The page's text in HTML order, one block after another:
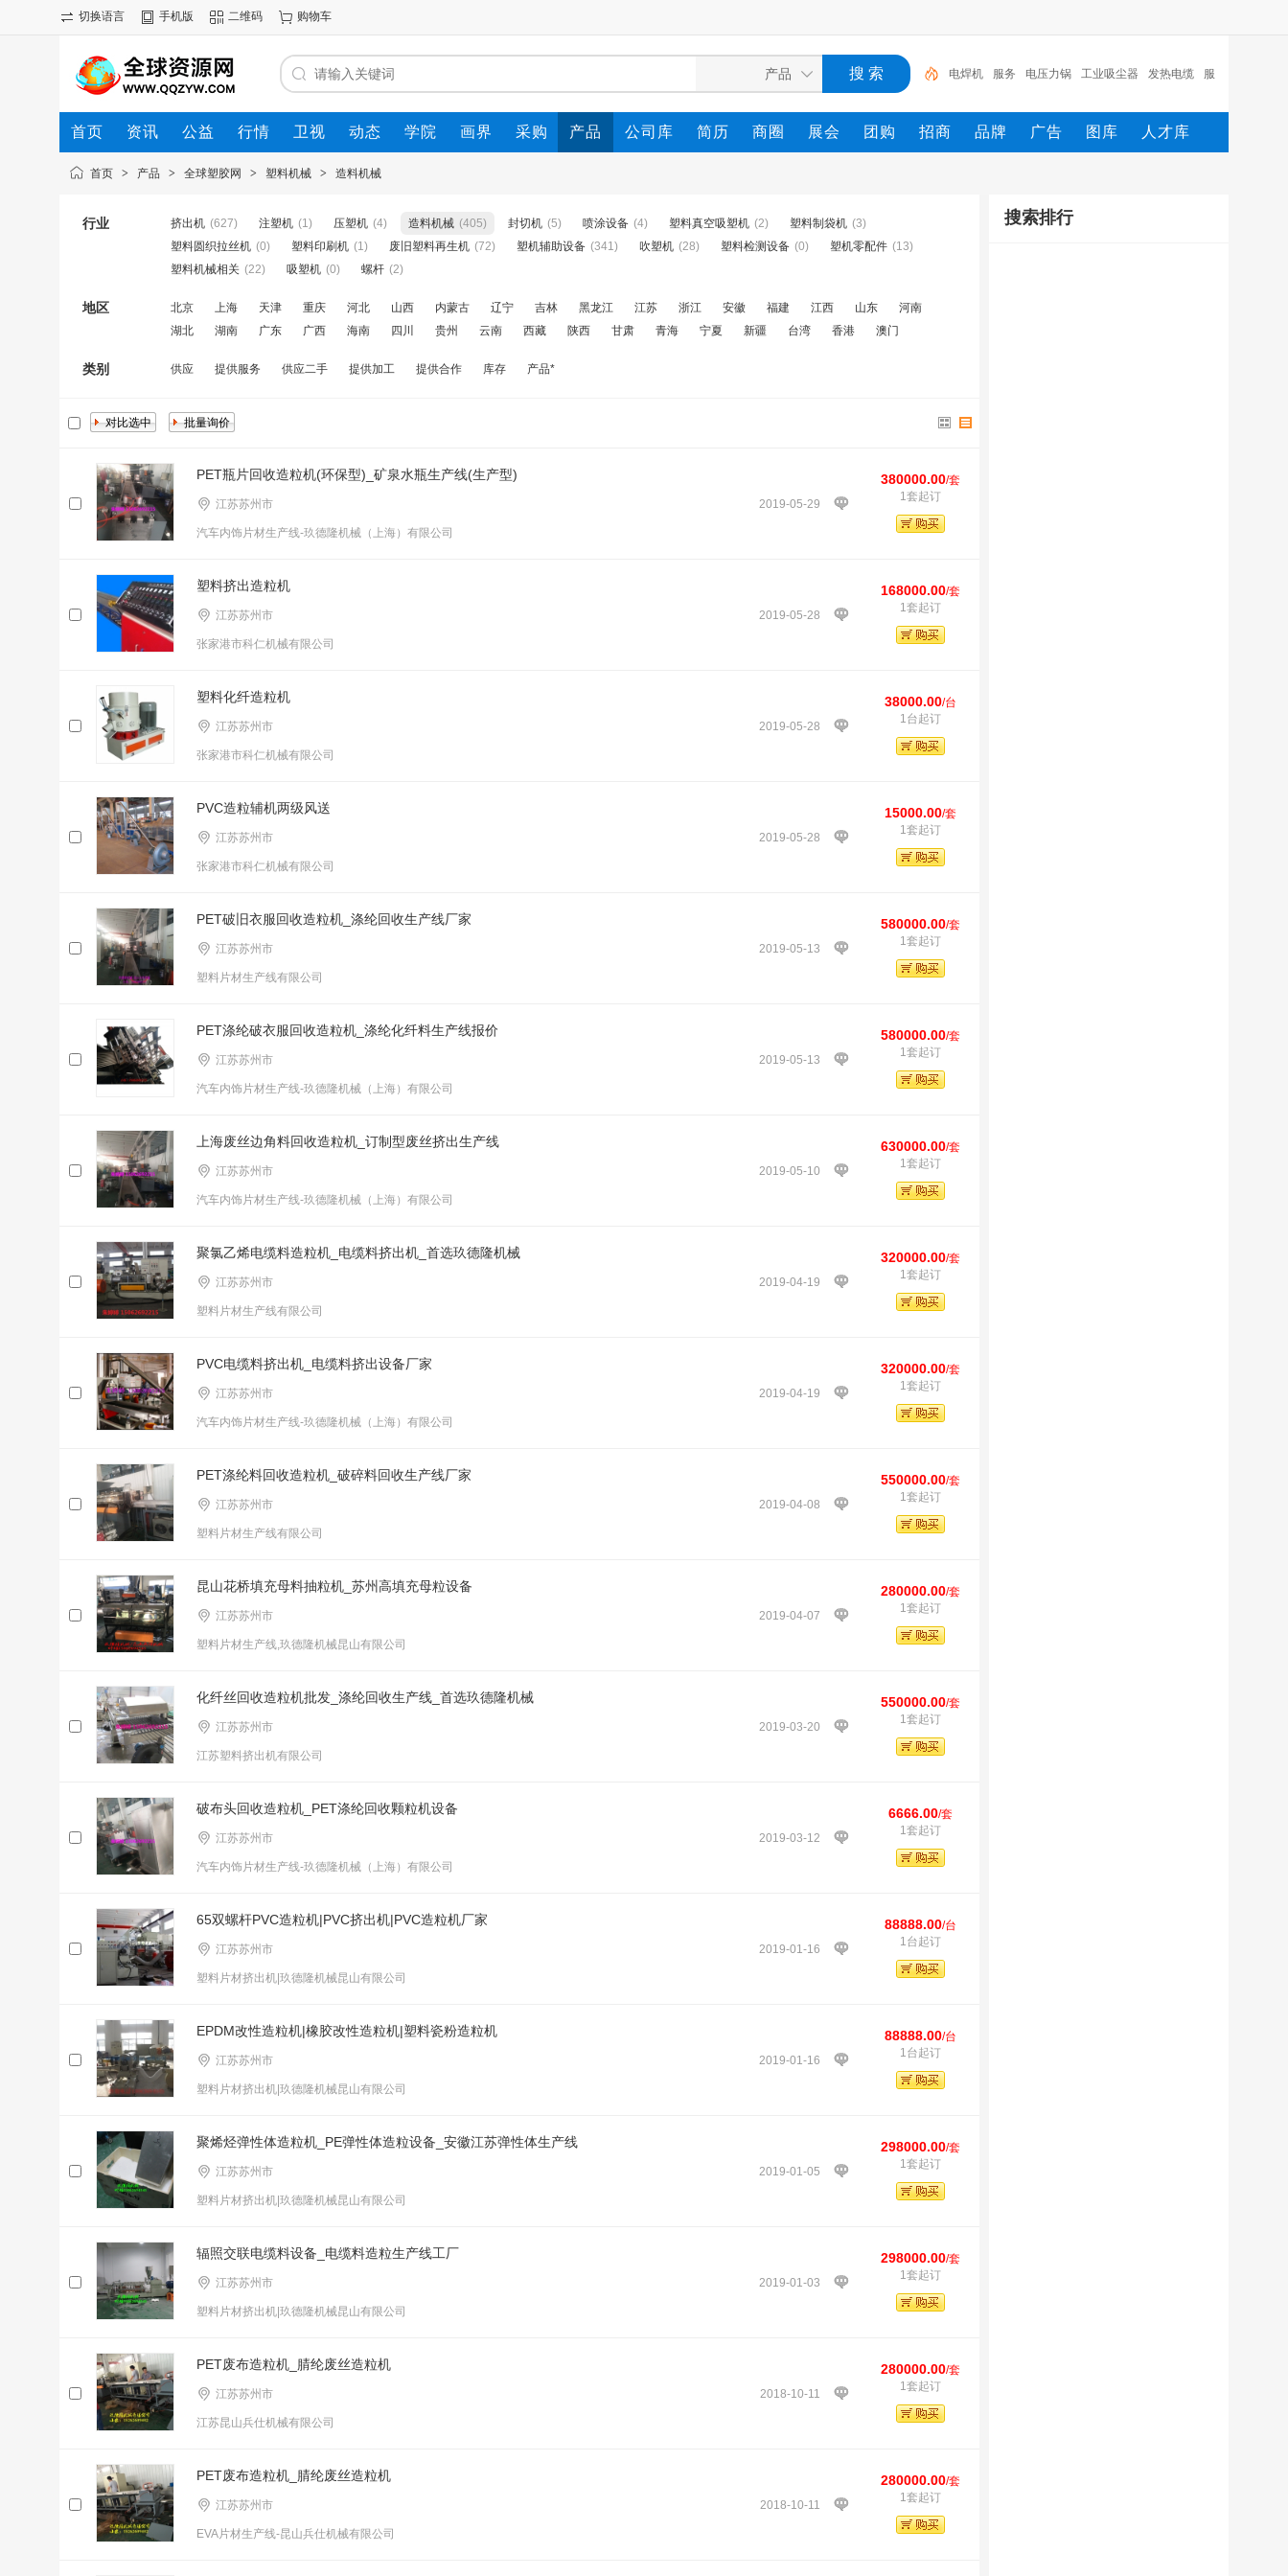
切换语言 手机版 二维码 购物车
电焊机 服务 电压力锅 工业吸尘器 发热电缆 服
装 服装打包机 服务/ 工具 家用电器
首页 资讯 公益 行情 卫视 动态 学院 画界 采购 产品 公司库 简历 商圈 展会 团购 招商 品牌 广告 图库 人才库
首页 > 产品 > 全球塑胶网 > 塑料机械 > 造料机械
行业 挤出机 (627) 注塑机 (1) 压塑机 (4) 造料机械 (405) 封切机 (5) 喷涂设备 (4) 塑料真空吸塑机 (2) 塑料制袋机 (3)
塑料圆织拉丝机 (0) 塑料印刷机 (1) 废旧塑料再生机 (72) 塑机辅助设备 (341) 吹塑机 (28) 塑料检测设备 (0) 塑机零配件 (13)
塑料机械相关 (22) 吸塑机 (0) 螺杆 (2)
地区 北京 上海 天津 重庆 河北 山西 内蒙古 辽宁 吉林 黑龙江 江苏 浙江 安徽 福建 江西 山东
河南
湖北
湖南 广东 广西 海南 四川 贵州 云南 西藏 陕西 甘肃 青海 宁夏 新疆 台湾 香港 澳门
类别 供应 提供服务 供应二手 提供加工 提供合作 库存 产品*
PET瓶片回收造粒机(环保型)_矿泉水瓶生产线(生产型)
2019-05-29
江苏苏州市
汽车内饰片材生产线-玖德隆机械（上海）有限公司
380000.00/套
1套起订
塑料挤出造粒机
2019-05-28
江苏苏州市
张家港市科仁机械有限公司
168000.00/套
1套起订
塑料化纤造粒机
2019-05-28
江苏苏州市
张家港市科仁机械有限公司
38000.00/台
1台起订
PVC造粒辅机两级风送
2019-05-28
江苏苏州市
张家港市科仁机械有限公司
15000.00/套
1套起订
PET破旧衣服回收造粒机_涤纶回收生产线厂家
2019-05-13
江苏苏州市
塑料片材生产线有限公司
580000.00/套
1套起订
PET涤纶破衣服回收造粒机_涤纶化纤料生产线报价
2019-05-13
江苏苏州市
汽车内饰片材生产线-玖德隆机械（上海）有限公司
580000.00/套
1套起订
上海废丝边角料回收造粒机_订制型废丝挤出生产线
2019-05-10
江苏苏州市
汽车内饰片材生产线-玖德隆机械（上海）有限公司
630000.00/套
1套起订
聚氯乙烯电缆料造粒机_电缆料挤出机_首选玖德隆机械
2019-04-19
江苏苏州市
塑料片材生产线有限公司
320000.00/套
1套起订
PVC电缆料挤出机_电缆料挤出设备厂家
2019-04-19
江苏苏州市
汽车内饰片材生产线-玖德隆机械（上海）有限公司
320000.00/套
1套起订
PET涤纶料回收造粒机_破碎料回收生产线厂家
2019-04-08
江苏苏州市
塑料片材生产线有限公司
550000.00/套
1套起订
昆山花桥填充母料抽粒机_苏州高填充母粒设备
2019-04-07
江苏苏州市
塑料片材生产线,玖德隆机械昆山有限公司
280000.00/套
1套起订
化纤丝回收造粒机批发_涤纶回收生产线_首选玖德隆机械
2019-03-20
江苏苏州市
江苏塑料挤出机有限公司
550000.00/套
1套起订
破布头回收造粒机_PET涤纶回收颗粒机设备
2019-03-12
江苏苏州市
汽车内饰片材生产线-玖德隆机械（上海）有限公司
6666.00/套
1套起订
65双螺杆PVC造粒机|PVC挤出机|PVC造粒机厂家
2019-01-16
江苏苏州市
塑料片材挤出机|玖德隆机械昆山有限公司
88888.00/台
1台起订
EPDM改性造粒机|橡胶改性造粒机|塑料瓷粉造粒机
2019-01-16
江苏苏州市
塑料片材挤出机|玖德隆机械昆山有限公司
88888.00/台
1台起订
聚烯烃弹性体造粒机_PE弹性体造粒设备_安徽江苏弹性体生产线
2019-01-05
江苏苏州市
塑料片材挤出机|玖德隆机械昆山有限公司
298000.00/套
1套起订
辐照交联电缆料设备_电缆料造粒生产线工厂
2019-01-03
江苏苏州市
塑料片材挤出机|玖德隆机械昆山有限公司
298000.00/套
1套起订
PET废布造粒机_腈纶废丝造粒机
2018-10-11
江苏苏州市
江苏昆山兵仕机械有限公司
280000.00/套
1套起订
PET废布造粒机_腈纶废丝造粒机
2018-10-11
江苏苏州市
EVA片材生产线-昆山兵仕机械有限公司
280000.00/套
1套起订
搜索排行